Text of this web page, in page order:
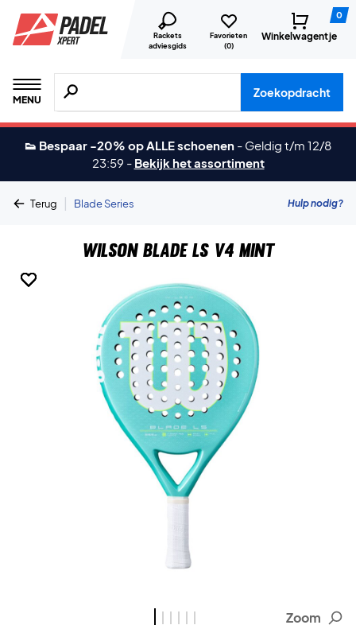
Rackets
adviesgids
Favorieten
(0)
0
Winkelwagentje
MENU
Zoeken naar producten, merken etc.
Zoekopdracht
👟 Bespaar -20% op ALLE schoenen - Geldig t/m 12/8
23:59 - Bekijk het assortiment
Terug | Blade Series Hulp nodig?
Wilson Blade LS V4 Mint
Zoom